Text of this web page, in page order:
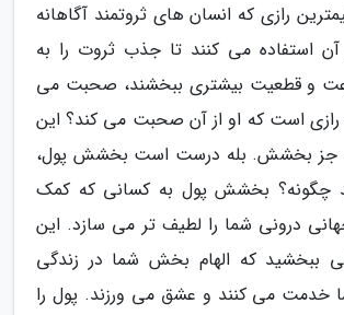
رازی که انسان های ثروتمند آگاهانه
آن استفاده می کنند تا جذب ثروت را به
و قطعیت بیشتری ببخشند، صحبت می
رازی است که او از آن صحبت می کند؟ این
جز بخشش. بله درست است بخشش پول،
چگونه؟ بخشش پول به کسانی که کمک
درونی شما را لطیف تر می سازد. این
ببخشید که الهام بخش شما در زندگی
خدمت می کنند و عشق می ورزند. پول را